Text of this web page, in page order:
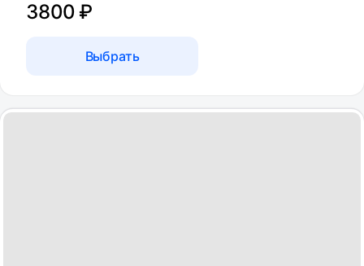
3800 ₽
Выбрать